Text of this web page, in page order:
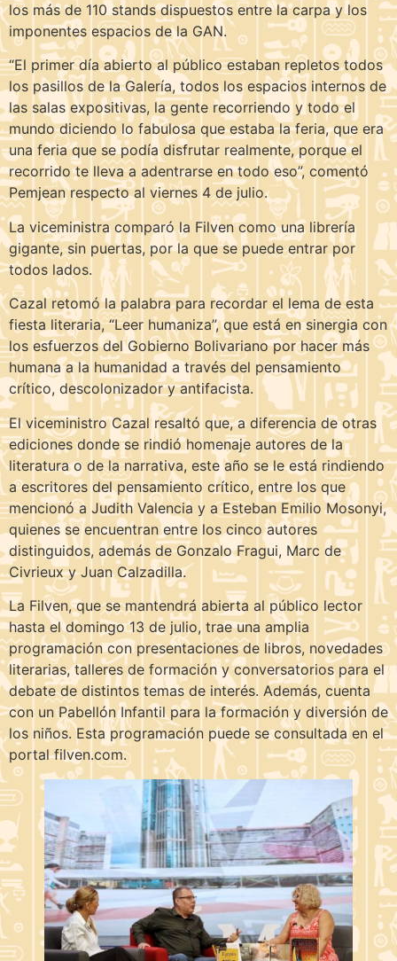
los más de 110 stands dispuestos entre la carpa y los
imponentes espacios de la GAN.
“El primer día abierto al público estaban repletos todos
los pasillos de la Galería, todos los espacios internos de
las salas expositivas, la gente recorriendo y todo el
mundo diciendo lo fabulosa que estaba la feria, que era
una feria que se podía disfrutar realmente, porque el
recorrido te lleva a adentrarse en todo eso”, comentó
Pemjean respecto al viernes 4 de julio.
La viceministra comparó la Filven como una librería
gigante, sin puertas, por la que se puede entrar por
todos lados.
Cazal retomó la palabra para recordar el lema de esta
fiesta literaria, “Leer humaniza”, que está en sinergia con
los esfuerzos del Gobierno Bolivariano por hacer más
humana a la humanidad a través del pensamiento
crítico, descolonizador y antifacista.
El viceministro Cazal resaltó que, a diferencia de otras
ediciones donde se rindió homenaje autores de la
literatura o de la narrativa, este año se le está rindiendo
a escritores del pensamiento crítico, entre los que
mencionó a Judith Valencia y a Esteban Emilio Mosonyi,
quienes se encuentran entre los cinco autores
distinguidos, además de Gonzalo Fragui, Marc de
Civrieux y Juan Calzadilla.
La Filven, que se mantendrá abierta al público lector
hasta el domingo 13 de julio, trae una amplia
programación con presentaciones de libros, novedades
literarias, talleres de formación y conversatorios para el
debate de distintos temas de interés. Además, cuenta
con un Pabellón Infantil para la formación y diversión de
los niños. Esta programación puede se consultada en el
portal filven.com.